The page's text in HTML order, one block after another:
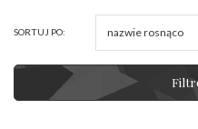
SORTUJ PO: nazwie rosnąco